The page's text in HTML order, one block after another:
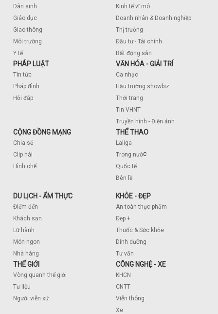
Dân sinh
Giáo dục
Giao thông
Môi trường
Y tế
Kinh tế vĩ mô
Doanh nhân & Doanh nghiệp
Thị trường
Đầu tư - Tài chính
Bất động sản
PHÁP LUẬT
Tin tức
Pháp đình
Hỏi đáp
VĂN HÓA - GIẢI TRÍ
Ca nhạc
Hậu trường showbiz
Thời trang
Tin VHNT
Truyền hình - Điện ảnh
CỘNG ĐỒNG MẠNG
Chia sẻ
Clip hài
Hình chế
THỂ THAO
Laliga
Trong nước
Quốc tế
Bên lề
DU LỊCH - ẨM THỰC
Điểm đến
Khách sạn
Lữ hành
Món ngon
Nhà hàng
KHỎE - ĐẸP
An toàn thực phẩm
Đẹp +
Thuốc & Sức khỏe
Dinh dưỡng
Tư vấn
THẾ GIỚI
Vòng quanh thế giới
Tư liệu
Người viễn xứ
CÔNG NGHỆ - XE
KHCN
CNTT
Viễn thông
Xe